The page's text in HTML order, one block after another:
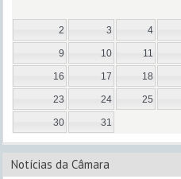
2 3 4
9 10 11
16 17 18
23 24 25
30 31
Notícias da Câmara